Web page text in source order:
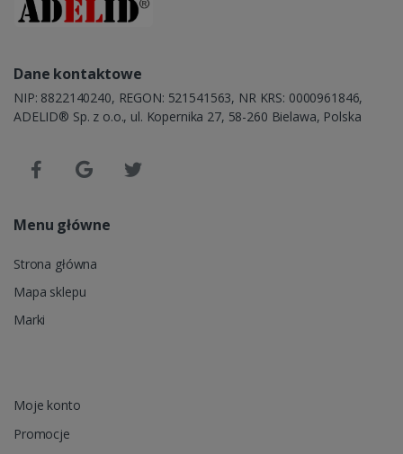
Dane kontaktowe
NIP: 8822140240, REGON: 521541563, NR KRS: 0000961846,
ADELID® Sp. z o.o., ul. Kopernika 27, 58-260 Bielawa, Polska
Menu główne
Strona główna
Mapa sklepu
Marki
Moje konto
Promocje